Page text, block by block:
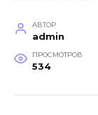
АВТОР
admin
ПРОСМОТРОВ
534